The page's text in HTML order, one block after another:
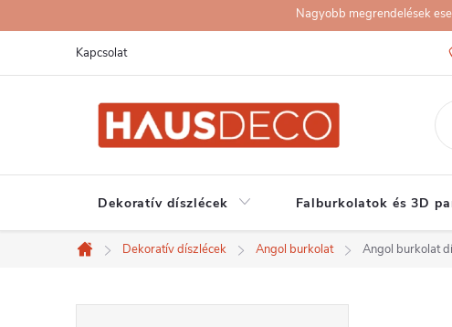
a
Nagyobb megrendelések
Kapcsolat
Dekoratív díszlécek Falburkolatok és 3D
Kezdőlap
Dekoratív díszlécek Angol burkolat Angol burkolat